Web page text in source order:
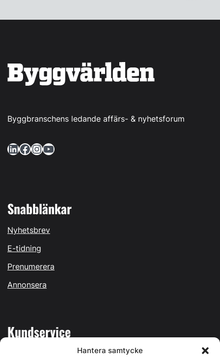
Hantera samtycke
Byggbranschens ledande affärs- & nyhetsforum
LinkedIn Facebook InstagramYouTube
Snabblänkar
Nyhetsbrev
E-tidning
Prenumerera
Annonsera
Kundservice